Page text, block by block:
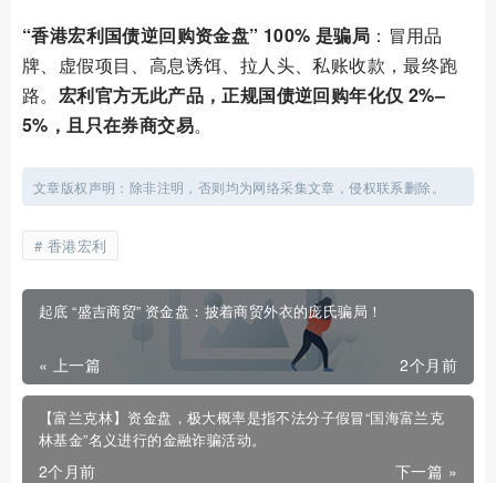
“香港宏利国债逆回购资金盘” 100% 是骗局 ：冒用品
牌、虚假项目、高息诱饵、拉人头、私账收款，最终跑
路。 宏利官方无此产品，正规国债逆回购年化仅 2%–
5%，且只在券商交易。
文章版权声明：除非注明，否则均为网络采集文章，侵权联系删除。
香港宏利
起底 “盛吉商贸” 资金盘：披着商贸外衣的庞氏骗局！
« 上一篇 2个月前
【富兰克林】资金盘，极大概率是指不法分子假冒“国海富兰克
林基金”名义进行的金融诈骗活动。
下一篇 »
2个月前